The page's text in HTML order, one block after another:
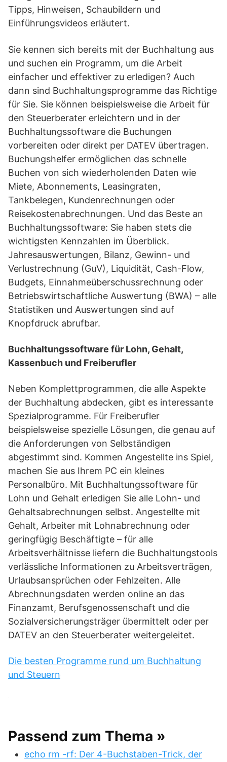
Tipps, Hinweisen, Schaubildern und
Einführungsvideos erläutert.
Sie kennen sich bereits mit der Buchhaltung aus
und suchen ein Programm, um die Arbeit
einfacher und effektiver zu erledigen? Auch
dann sind Buchhaltungsprogramme das Richtige
für Sie. Sie können beispielsweise die Arbeit für
den Steuerberater erleichtern und in der
Buchhaltungssoftware die Buchungen
vorbereiten oder direkt per DATEV übertragen.
Buchungshelfer ermöglichen das schnelle
Buchen von sich wiederholenden Daten wie
Miete, Abonnements, Leasingraten,
Tankbelegen, Kundenrechnungen oder
Reisekostenabrechnungen. Und das Beste an
Buchhaltungssoftware: Sie haben stets die
wichtigsten Kennzahlen im Überblick.
Jahresauswertungen, Bilanz, Gewinn- und
Verlustrechnung (GuV), Liquidität, Cash-Flow,
Budgets, Einnahmeüberschussrechnung oder
Betriebswirtschaftliche Auswertung (BWA) – alle
Statistiken und Auswertungen sind auf
Knopfdruck abrufbar.
Buchhaltungssoftware für Lohn, Gehalt,
Kassenbuch und Freiberufler
Neben Komplettprogrammen, die alle Aspekte
der Buchhaltung abdecken, gibt es interessante
Spezialprogramme. Für Freiberufler
beispielsweise spezielle Lösungen, die genau auf
die Anforderungen von Selbständigen
abgestimmt sind. Kommen Angestellte ins Spiel,
machen Sie aus Ihrem PC ein kleines
Personalbüro. Mit Buchhaltungssoftware für
Lohn und Gehalt erledigen Sie alle Lohn- und
Gehaltsabrechnungen selbst. Angestellte mit
Gehalt, Arbeiter mit Lohnabrechnung oder
geringfügig Beschäftigte – für alle
Arbeitsverhältnisse liefern die Buchhaltungstools
verlässliche Informationen zu Arbeitsverträgen,
Urlaubsansprüchen oder Fehlzeiten. Alle
Abrechnungsdaten werden online an das
Finanzamt, Berufsgenossenschaft und die
Sozialversicherungsträger übermittelt oder per
DATEV an den Steuerberater weitergeleitet.
Die besten Programme rund um Buchhaltung
und Steuern
Passend zum Thema »
echo rm -rf: Der 4-Buchstaben-Trick, der